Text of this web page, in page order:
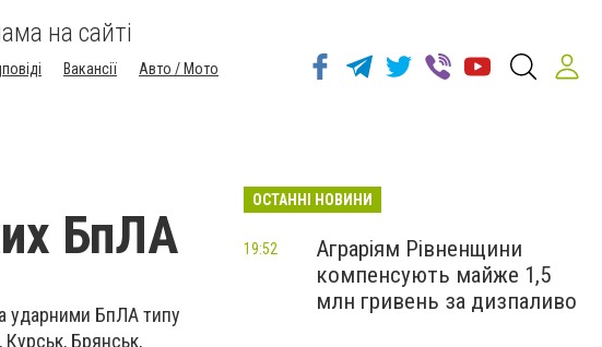
на сайті
Вакансії
Авто / Мото
БпЛА
ударними БпЛА типу
Курськ, Брянськ,
ОСТАННІ НОВИНИ
Аграріям Рівненщини
компенсують майже 1,5
млн гривень за дизпаливо
19:52